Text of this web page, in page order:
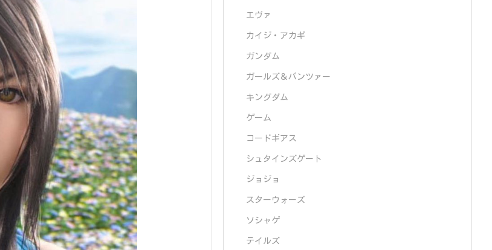
エヴァ
カイジ・アカギ
ガンダム
ガールズ＆パンツァー
キングダム
ゲーム
コードギアス
シュタインズゲート
ジョジョ
スターウォーズ
ソシャゲ
テイルズ